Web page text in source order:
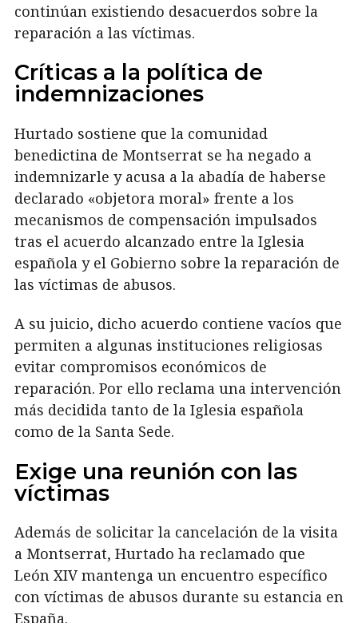
continúan existiendo desacuerdos sobre la
reparación a las víctimas.
Críticas a la política de
indemnizaciones
Hurtado sostiene que la comunidad
benedictina de Montserrat se ha negado a
indemnizarle y acusa a la abadía de haberse
declarado «objetora moral» frente a los
mecanismos de compensación impulsados
tras el acuerdo alcanzado entre la Iglesia
española y el Gobierno sobre la reparación de
las víctimas de abusos.
A su juicio, dicho acuerdo contiene vacíos que
permiten a algunas instituciones religiosas
evitar compromisos económicos de
reparación. Por ello reclama una intervención
más decidida tanto de la Iglesia española
como de la Santa Sede.
Exige una reunión con las
víctimas
Además de solicitar la cancelación de la visita
a Montserrat, Hurtado ha reclamado que
León XIV mantenga un encuentro específico
con víctimas de abusos durante su estancia en
España.